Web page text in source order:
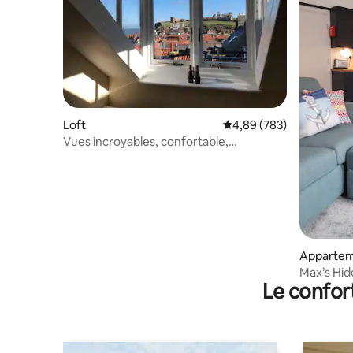
Loft Évaluation moyenne
4,89 (783)
Vues incroyables, confortable,
Max’s
Le